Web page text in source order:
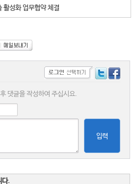
활성화 업무협약 체결
댓글을 작성하여 주십시요.
입력
다.